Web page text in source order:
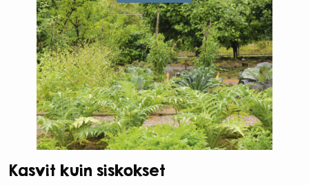
Kasvit kuin siskokset